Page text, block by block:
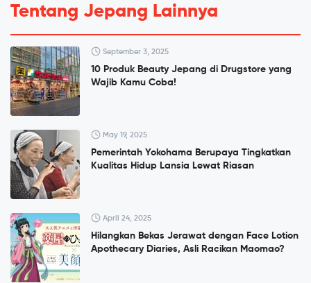
Tentang Jepang Lainnya
September 3, 2025
10 Produk Beauty Jepang di Drugstore yang
Wajib Kamu Coba!
May 19, 2025
Pemerintah Yokohama Berupaya Tingkatkan
Kualitas Hidup Lansia Lewat Riasan
April 24, 2025
Hilangkan Bekas Jerawat dengan Face Lotion
Apothecary Diaries, Asli Racikan Maomao?